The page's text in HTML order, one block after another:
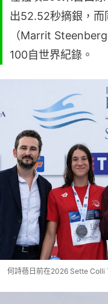
出52.52秒摘銀，而
（Marrit
100自世界紀錄。
何詩蓓日前在2026 Sette Colli